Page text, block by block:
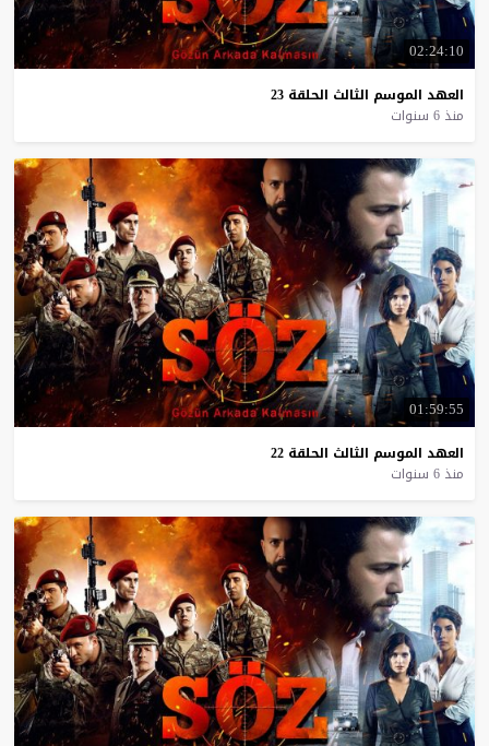
02:24:10
العهد الموسم الثالث الحلقة 23
منذ 6 سنوات
01:59:55
العهد الموسم الثالث الحلقة 22
منذ 6 سنوات